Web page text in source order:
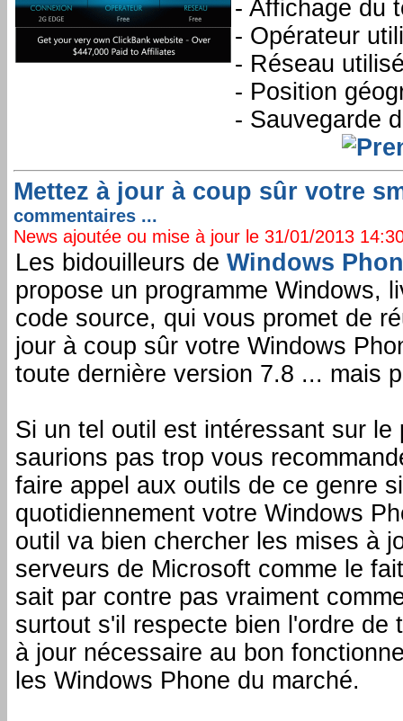
- Affichage du
- Opérateur
- Réseau
- Position
- Sauvegarde
Mettez à jour à coup sûr votre
commentaires ...
News ajoutée ou mise à jour le 31/01/2013
Les bidouilleurs de Windows
propose un programme Windows,
code source, qui vous promet de
jour à coup sûr votre Windows
toute dernière version 7.8 ... mais
Si un tel outil est intéressant sur le
saurions pas trop vous
faire appel aux outils de ce genre
quotidiennement votre Windows
outil va bien chercher les mises à
serveurs de Microsoft comme le
sait par contre pas vraiment
surtout s'il respecte bien l'ordre de
à jour nécessaire au bon
les Windows Phone du marché.